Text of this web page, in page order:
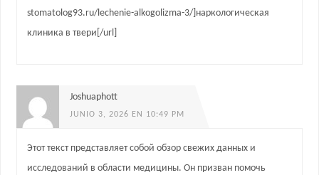
stomatolog93.ru/lechenie-alkogolizma-3/]наркологическая
клиника в твери[/url]
Joshuaphott
JUNIO 3, 2026 EN 10:49 PM
Этот текст представляет собой обзор свежих данных и
исследований в области медицины. Он призван помочь